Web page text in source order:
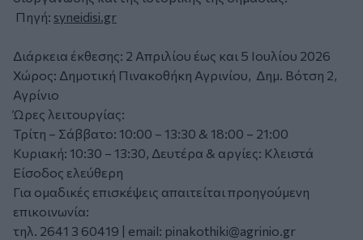
Πηγή: syneidisi.gr
Διάρκεια έκθεσης: 2 Απριλίου έως και 5 Ιουλίου 2026
Χώρος: Δημοτική Πινακοθήκη Αγρινίου, Δημ. Βότση 2,
Αγρίνιο
Ώρες λειτουργίας:
Τρίτη – Σάββατο: 10:00 – 13:30 & 18:00 – 21:00
Κυριακή: 10:30 – 13:30, Δευτέρα & αργίες: Κλειστά
Είσοδος ελεύθερη
Για ομαδικές επισκέψεις απαιτείται προηγούμενη
επικοινωνία:
τηλ. 2641 3 60419 | email: pinakothiki@agrinio.gr